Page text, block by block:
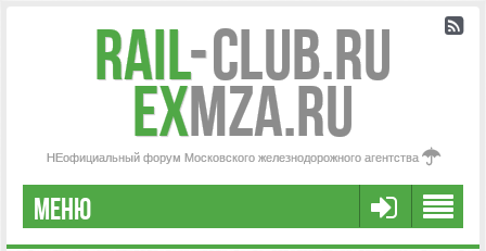
Rail-Club.RU
exMZA.RU
НЕофициальный форум Московского железнодорожного агентства
МЕНЮ